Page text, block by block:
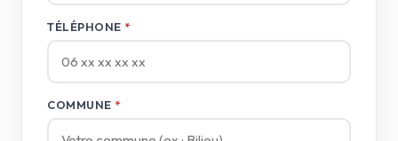
TÉLÉPHONE *
COMMUNE *